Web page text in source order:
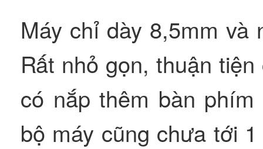
Máy chỉ dày 8,5mm và
Rất nhỏ gọn, thuận
có nắp thêm bàn
bộ máy cũng chưa tới